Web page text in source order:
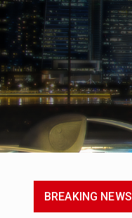
BREAKING NEWS